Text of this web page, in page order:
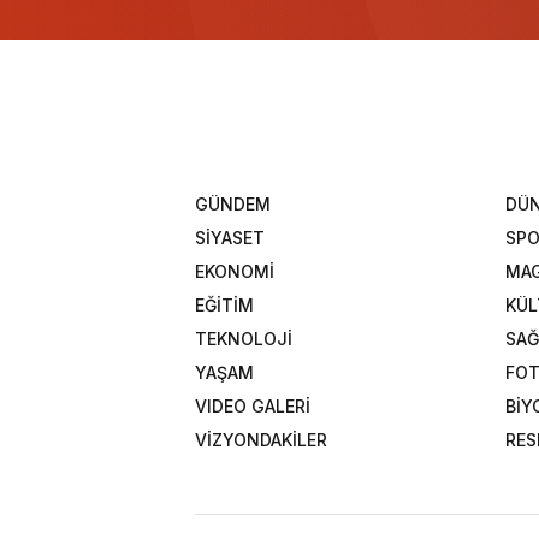
GÜNDEM
SİYASET
EKONOMİ
EĞİTİM
TEKNOLOJİ
YAŞAM
VIDEO GALERİ
VİZYONDAKİLER